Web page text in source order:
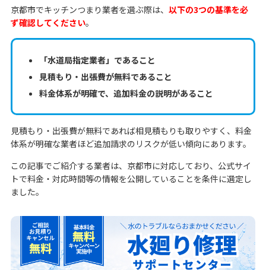
京都市でキッチンつまり業者を選ぶ際は、 以下の3つの基準を必
ず確認してください。
「水道局指定業者」であること
見積もり・出張費が無料であること
料金体系が明確で、追加料金の説明があること
見積もり・出張費が無料であれば相見積もりも取りやすく、料金
体系が明確な業者ほど追加請求のリスクが低い傾向にあります。
この記事でご紹介する業者は、京都市に対応しており、公式サイ
トで料金・対応時間等の情報を公開していることを条件に選定し
ました。